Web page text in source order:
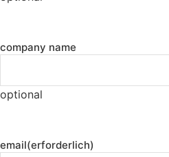
company name
optional
email(erforderlich)